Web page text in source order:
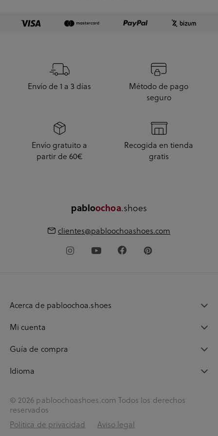
Envío de 1 a 3 días
Método de pago
seguro
Envío gratuito a
partir de 60€
Recogida en tienda
gratis
pabloochoa.shoes
clientes@pabloochoashoes.com
Acerca de pabloochoa.shoes
Mi cuenta
Guía de compra
Idioma
© 2026 pabloochoashoes.com Todos los derechos
reservados
Política de privacidad
Aviso legal